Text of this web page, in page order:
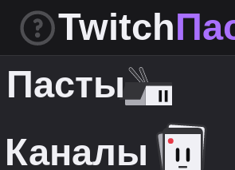
Twitch
Пасты
Каналы